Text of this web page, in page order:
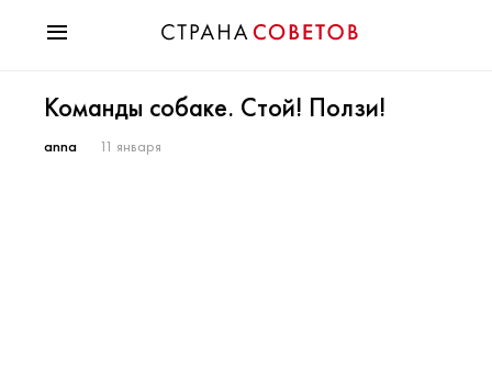
Мода
Звезды
Команды собаке. Стой! Ползи!
anna 11 января